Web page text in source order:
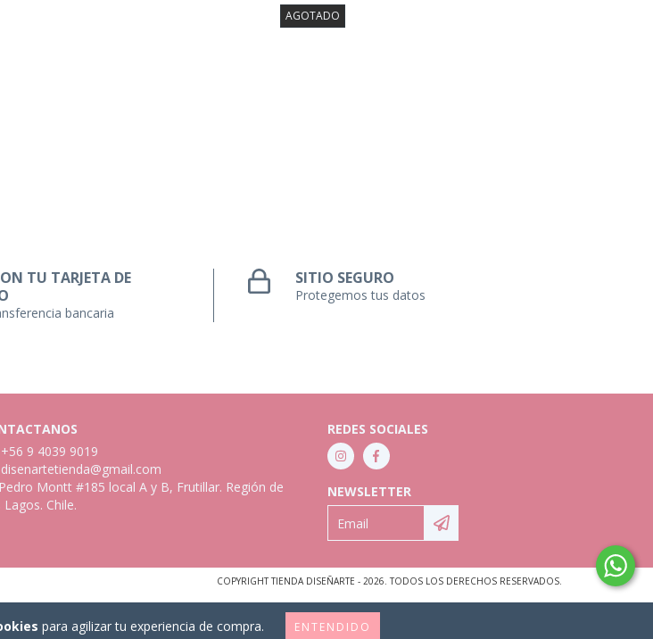
para agilizar tu experiencia de compra. ENTENDIDO
AGOTADO
TU TARJETA DE
bancaria
SITIO SEGURO
Protegemos tus datos
+56 9 4039 9019
disenartetienda@gmail.com
Pedro Montt #185 local A y B, Frutillar. Región de
Lagos. Chile.
REDES SOCIALES
NEWSLETTER
COPYRIGHT TIENDA DISEÑARTE - 2026. TODOS LOS DERECHOS RESERVADOS.